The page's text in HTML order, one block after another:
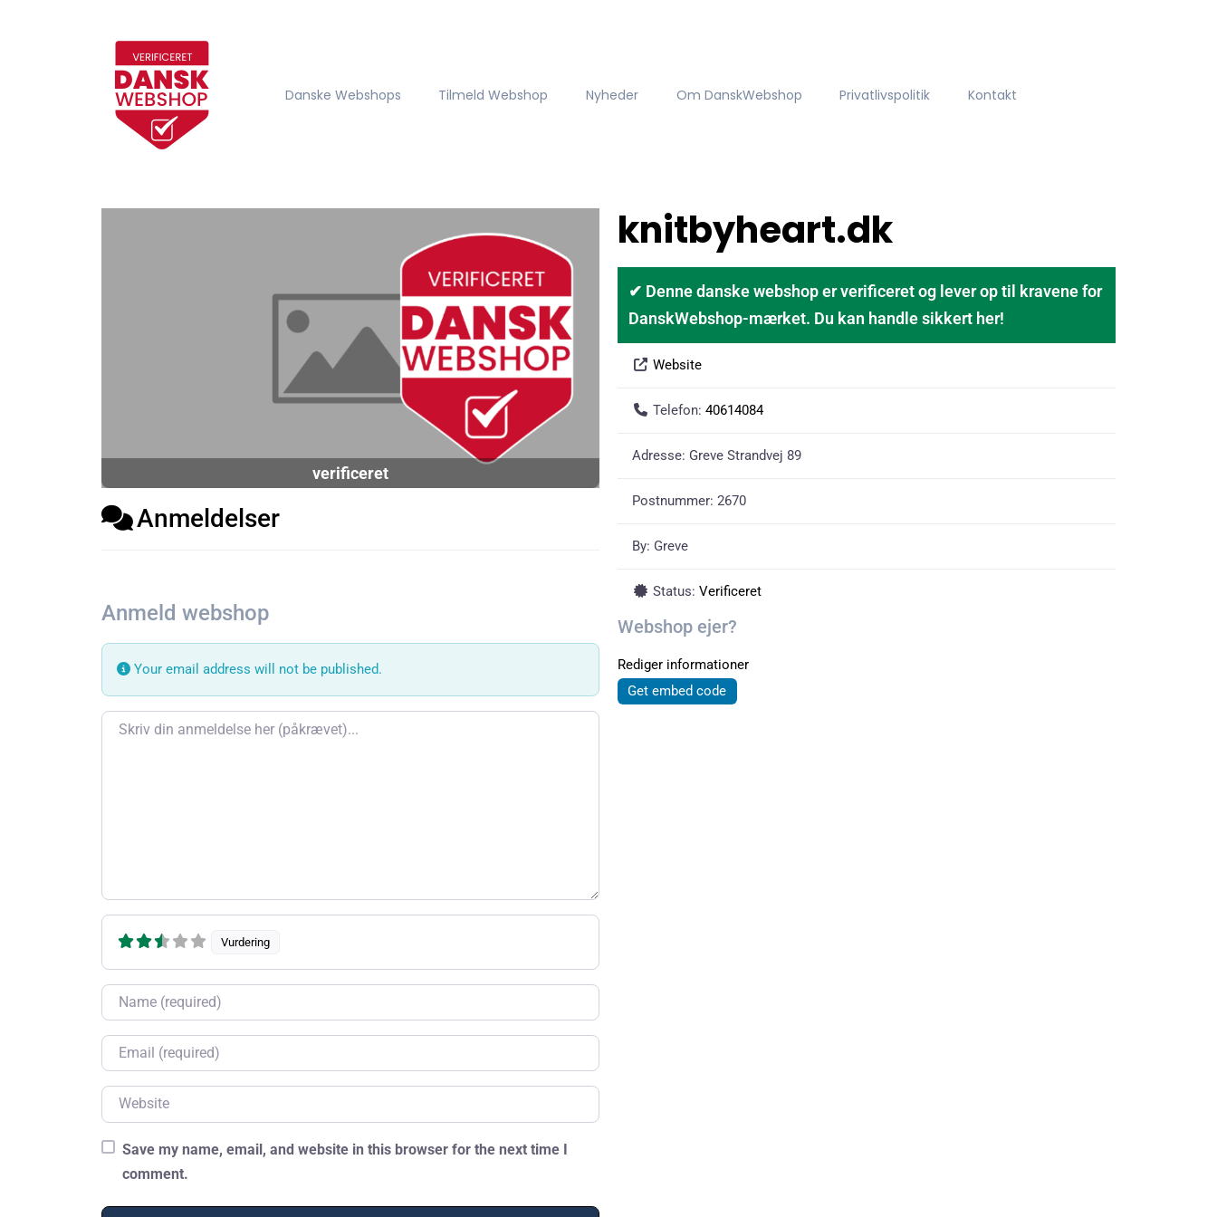
Danske Webshops Tilmeld Webshop Nyheder Om DanskWebshop Privatlivspolitik Kontakt
verificeret
Anmeldelser
Anmeld webshop
Your email address will not be published.
Review text
Vurdering
Name
Email
Website
Save my name, email, and website in this browser for the next time I
comment.
knitbyheart.dk
✔ Denne danske webshop er verificeret og lever op til kravene for
DanskWebshop-mærket. Du kan handle sikkert her!
Website
Telefon: 40614084
Adresse: Greve Strandvej 89
Postnummer: 2670
By: Greve
Status: Verificeret
Webshop ejer?
Rediger informationer
Get embed code